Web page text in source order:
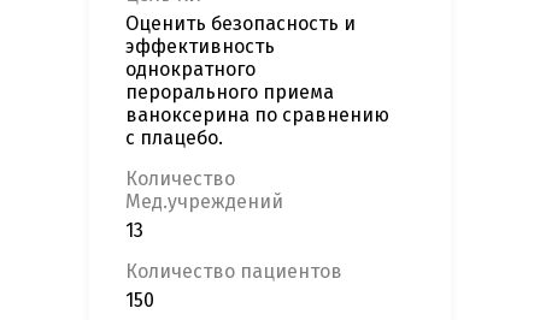
Оценить безопасность и
эффективность
однократного
перорального приема
ваноксерина по сравнению
с плацебо.
Количество
Мед.учреждений
13
Количество пациентов
150